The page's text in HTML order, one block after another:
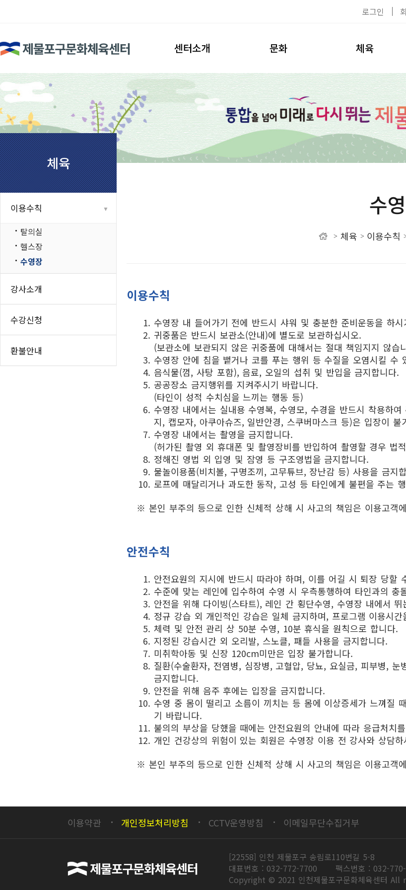
로그인
센터소개
인사말
시설안내
조직도
찾아오시는길
문화
공연/전시
대관신청
환불안내
체육
이용수칙
탈의실
헬스장
수영장
강사소개
수강신청
체육
이용수칙
탈의실
헬스장
수영장
강사소개
수강신청
환불안내
수
> 체육 > 이용수칙
카카오스토리 공유
이용수칙
수영장 내 들어가기 전에 반드시 샤워 및 충분한 준비운동을 하
귀중품은 반드시 보관소(안내)에 별도로 보관하십시오.
(보관소에 보관되지 않은 귀중품에 대해서는 절대 책임지지 않습
수영장 안에 침을 뱉거나 코를 푸는 행위 등 수질을 오염시킬 수
음식물(껌, 사탕 포함), 음료, 오일의 섭취 및 반입을 금지합니다.
공공장소 금지행위를 지켜주시기 바랍니다.
(타인이 성적 수치심을 느끼는 행동 등)
수영장 내에서는 실내용 수영복, 수영모, 수경을 반드시 착용하
지, 캡모자, 아쿠아슈즈, 일반안경, 스쿠버마스크 등)은 입장이 불
수영장 내에서는 촬영을 금지합니다.
(허가된 촬영 외 휴대폰 및 촬영장비를 반입하여 촬영할 경우 법
정해진 영법 외 입영 및 잠영 등 구조영법을 금지합니다.
물놀이용품(비치볼, 구명조끼, 고무튜브, 장난감 등) 사용을 금지
로프에 매달리거나 과도한 동작, 고성 등 타인에게 불편을 주는
※ 본인 부주의 등으로 인한 신체적 상해 시 사고의 책임은 이용고객
안전수칙
안전요원의 지시에 반드시 따라야 하며, 이를 어길 시 퇴장 당할
수준에 맞는 레인에 입수하여 수영 시 우측통행하여 타인과의 충
안전을 위해 다이빙(스타트), 레인 간 횡단수영, 수영장 내에서
정규 강습 외 개인적인 강습은 일체 금지하며, 프로그램 이용시
체력 및 안전 관리 상 50분 수영, 10분 휴식을 원칙으로 합니다.
지정된 강습시간 외 오리발, 스노클, 패들 사용을 금지합니다.
미취학아동 및 신장 120cm미만은 입장 불가합니다.
질환(수술환자, 전염병, 심장병, 고혈압, 당뇨, 요실금, 피부병,
금지합니다.
안전을 위해 음주 후에는 입장을 금지합니다.
수영 중 몸이 떨리고 소름이 끼치는 등 몸에 이상증세가 느껴질
기 바랍니다.
불의의 부상을 당했을 때에는 안전요원의 안내에 따라 응급처치
개인 건강상의 위험이 있는 회원은 수영장 이용 전 강사와 상담
※ 본인 부주의 등으로 인한 신체적 상해 시 사고의 책임은 이용고객
이용약관 개인정보처리방침 CCTV운영방침 이메일무단수집거부
[22558] 인천 제물포구 송림로110번길 5-8
대표번호 : 032-772-7700
팩스번호 : 032-
Copyright © 2021 인천제물포구문화체육센터 All